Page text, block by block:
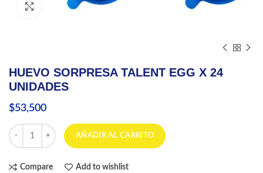
Click to enlarge
HUEVO SORPRESA TALENT EGG X 24
UNIDADES
$53,500
HUEVO SORPRESA TALENT EGG X 24 UNIDADES cantidad
AÑADIR AL CARRITO
Compare Add to wishlist